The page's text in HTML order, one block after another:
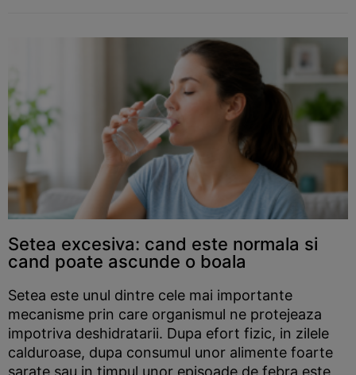
Setea excesiva: cand este normala si
cand poate ascunde o boala
Setea este unul dintre cele mai importante
mecanisme prin care organismul ne protejeaza
impotriva deshidratarii. Dupa efort fizic, in zilele
calduroase, dupa consumul unor alimente foarte
sarate sau in timpul unor episoade de febra este